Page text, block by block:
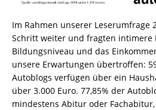
Im Rahmen unserer Leserumfrage
Schritt weiter und fragten intimere
Bildungsniveau und das
unsere Erwartungen übertroffen:
Autoblogs verfügen über ein
über 3.000 Euro. 77,85% der
mindestens Abitur oder